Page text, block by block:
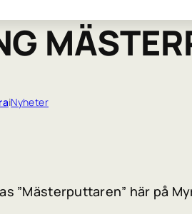
iNyheter
”Mästerputtaren” här på